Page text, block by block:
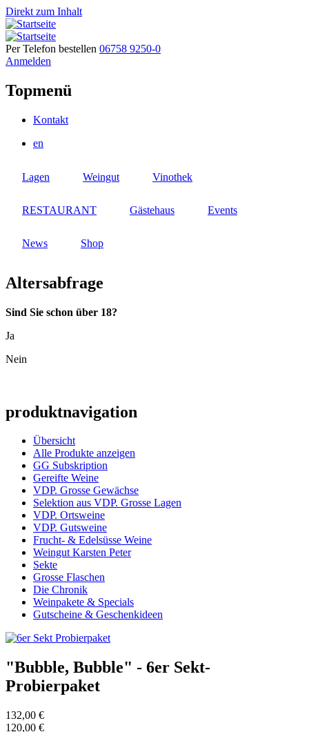
Direkt zum Inhalt
Per Telefon bestellen 06758 9250-0
Anmelden
Topmenü
Kontakt
en
Lagen Weingut Vinothek
RESTAURANT Gästehaus Events
News Shop
Altersabfrage
Sind Sie schon über 18?
Ja
Nein
produktnavigation
Übersicht
Alle Produkte anzeigen
GG Subskription
Gereifte Weine
VDP. Grosse Gewächse
Selektion aus VDP. Grosse Lagen
VDP. Ortsweine
VDP. Gutsweine
Frucht- & Edelsüsse Weine
Weingut Karsten Peter
Sekte
Grosse Flaschen
Die Chronik
Weinpakete & Specials
Gutscheine & Geschenkideen
"Bubble, Bubble" - 6er Sekt-
Probierpaket
132,00 €
120,00 €